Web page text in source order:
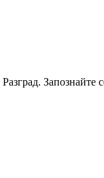
Разград. Запознайте